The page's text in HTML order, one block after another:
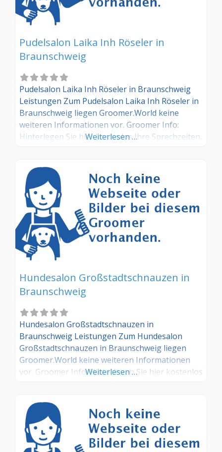
Pudelsalon Laika Inh Röseler in
Braunschweig
Pudelsalon Laika Inh Röseler in Braunschweig
Leistungen Zum Pudelsalon Laika Inh Röseler in
Braunschweig liegen Groomer.World keine
weiteren Informationen vor. Groomer Info:
Hinterlegen Sie hier kostenlos Ihre Sprechzeiten,
Dann teilen Sie Ihre Erfahrungen über die
Kommentarfunktion unten mit anderen
Hundebesitzer/innen!
Weiterlesen …
Hundesalon Großstadtschnauzen in
Braunschweig
Hundesalon Großstadtschnauzen in
Braunschweig Leistungen Zum Hundesalon
Großstadtschnauzen in Braunschweig liegen
Groomer.World keine weiteren Informationen
vor. Groomer Info: Hinterlegen Sie hier kostenlos
Hundesalons? Dann teilen Sie Ihre Erfahrungen
über die Kommentarfunktion unten mit anderen
Hundebesitzer/innen!
Weiterlesen …